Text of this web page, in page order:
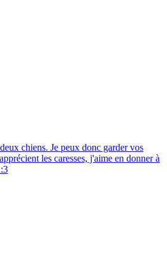
chiens. Je peux donc garder vos
les caresses, j'aime en donner à